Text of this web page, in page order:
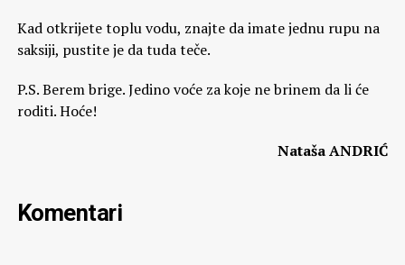
Kad otkrijete toplu vodu, znajte da imate jednu rupu na
saksiji, pustite je da tuda teče.
P.S. Berem brige. Jedino voće za koje ne brinem da li će
roditi. Hoće!
Nataša ANDRIĆ
Komentari